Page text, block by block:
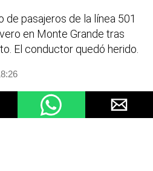
de pasajeros de la línea 501
en Monte Grande tras
El conductor quedó herido.